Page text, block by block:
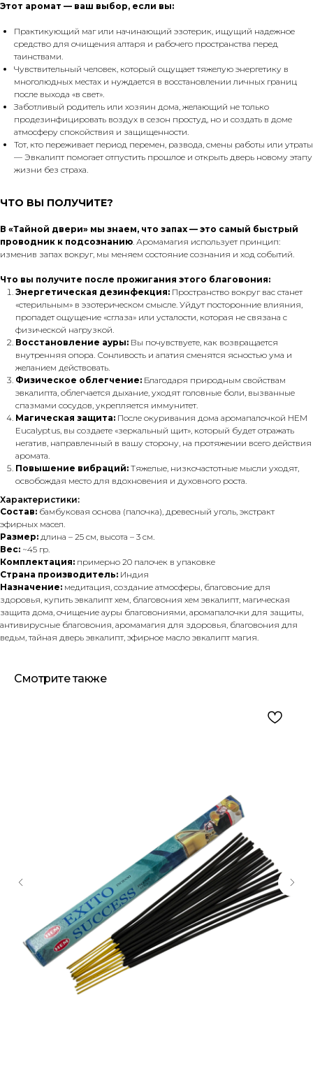
Этот аромат — ваш выбор, если вы:
Практикующий маг или начинающий эзотерик, ищущий надежное
средство для очищения алтаря и рабочего пространства перед
таинствами.
Чувствительный человек, который ощущает тяжелую энергетику в
многолюдных местах и нуждается в восстановлении личных границ
после выхода «в свет».
Заботливый родитель или хозяин дома, желающий не только
продезинфицировать воздух в сезон простуд, но и создать в доме
атмосферу спокойствия и защищенности.
Тот, кто переживает период перемен, развода, смены работы или утраты
— Эвкалипт помогает отпустить прошлое и открыть дверь новому этапу
жизни без страха.
ЧТО ВЫ ПОЛУЧИТЕ?
В «Тайной двери» мы знаем, что запах — это самый быстрый
проводник к подсознанию. Аромамагия использует принцип:
изменив запах вокруг, мы меняем состояние сознания и ход событий.
Что вы получите после прожигания этого благовония:
Энергетическая дезинфекция: Пространство вокруг вас станет
«стерильным» в эзотерическом смысле. Уйдут посторонние влияния,
пропадет ощущение «сглаза» или усталости, которая не связана с
физической нагрузкой.
Восстановление ауры: Вы почувствуете, как возвращается
внутренняя опора. Сонливость и апатия сменятся ясностью ума и
желанием действовать.
Физическое облегчение: Благодаря природным свойствам
эвкалипта, облегчается дыхание, уходят головные боли, вызванные
спазмами сосудов, укрепляется иммунитет.
Магическая защита: После окуривания дома аромапалочкой HEM
Eucalyptus, вы создаете «зеркальный щит», который будет отражать
негатив, направленный в вашу сторону, на протяжении всего действия
аромата.
Повышение вибраций: Тяжелые, низкочастотные мысли уходят,
освобождая место для вдохновения и духовного роста.
Характеристики:
Состав: бамбуковая основа (палочка), древесный уголь, экстракт
эфирных масел.
Размер: длина – 25 см, высота – 3 см.
Вес: ~45 гр.
Комплектация: примерно 20 палочек в упаковке
Страна производитель: Индия
Назначение: медитация, создание атмосферы, благовоние для
здоровья, купить эвкалипт хем, благовония хем эвкалипт, магическая
защита дома, очищение ауры благовониями, аромапалочки для защиты,
антивирусные благовония, аромамагия для здоровья, благовония для
ведьм, тайная дверь эвкалипт, эфирное масло эвкалипт магия.
Смотрите также